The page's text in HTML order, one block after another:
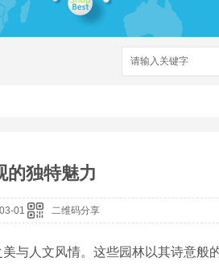
的独特魅力
01 二维码分享
与人文风情。这些园林以其诗意般